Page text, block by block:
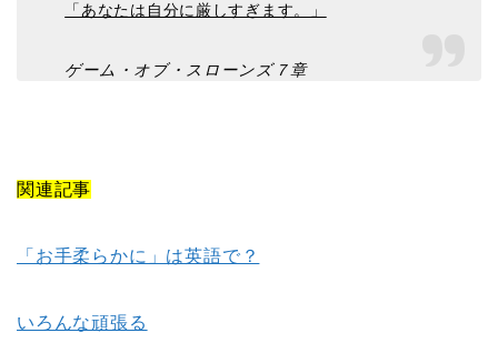
「あなたは自分に厳しすぎます。」
ゲーム・オブ・スローンズ７章
関連記事
「お手柔らかに」は英語で？
いろんな頑張る